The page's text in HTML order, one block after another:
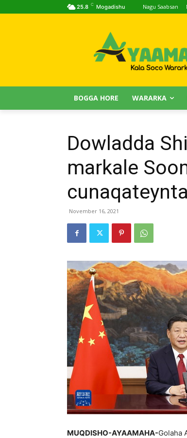
25.8 C Mogadishu Nagu Saabsan
BOGGA HORE WARARKA
Dowladda
markale
November 16, 2021
MUQDISHO-AYAAMAHA-Golaha